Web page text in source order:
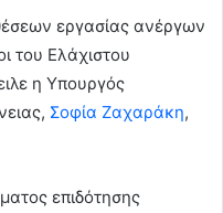
εργασίας ανέργων
του Ελάχιστου
η Υπουργός
Σοφία Ζαχαράκη,
επιδότησης